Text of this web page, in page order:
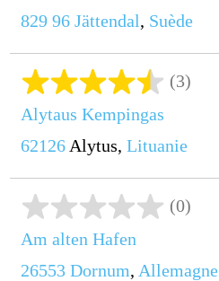
829 96 Jättendal, Suède
(3)
Alytaus Kempingas
62126Alytus, Lituanie
(0)
Am alten Hafen
26553 Dornum, Allemagne